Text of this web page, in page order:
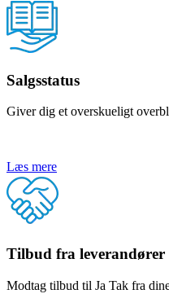
Salgsstatus
Giver dig et overskueligt
Læs mere
Tilbud fra leverandører
Modtag tilbud til Ja Tak fra